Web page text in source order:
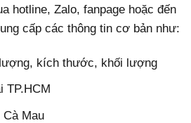
hotline, Zalo, fanpage hoặc đến
cấp các thông tin cơ bản như:
kích thước, khối lượng
TP.HCM
Mau